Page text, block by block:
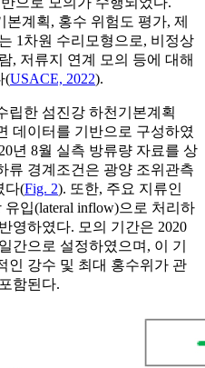
계획, 홍수 위험도 평가, 제
1차원 수리모형으로, 비정상
, 저류지 연계 모의 등에 대해
(USACE, 2022).
립한 섬진강 하천기본계획
데이터를 기반으로 구성하였
년 8월 실측 방류량 자료를 상
류 경계조건은 광양 조위관측
다(Fig. 2). 또한, 주요 지류인
입(lateral inflow)으로 처리하
영하였다. 모의 기간은 2020
간으로 설정하였으며, 이 기
인 강수 및 최대 홍수위가 관
함된다.